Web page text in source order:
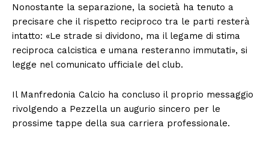
Nonostante la separazione, la società ha tenuto a
precisare che il rispetto reciproco tra le parti resterà
intatto: «Le strade si dividono, ma il legame di stima
reciproca calcistica e umana resteranno immutati», si
legge nel comunicato ufficiale del club.
Il Manfredonia Calcio ha concluso il proprio messaggio
rivolgendo a Pezzella un augurio sincero per le
prossime tappe della sua carriera professionale.